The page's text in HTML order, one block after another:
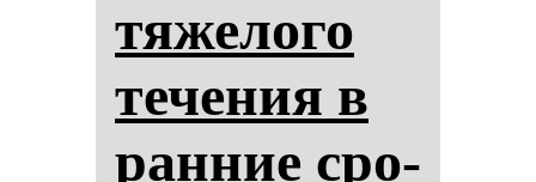
тя­же­ло­го
те­че­ния в
ран­ние сро­